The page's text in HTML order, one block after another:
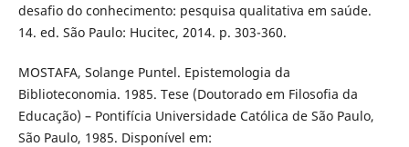
desafio do conhecimento: pesquisa qualitativa em saúde.
14. ed. São Paulo: Hucitec, 2014. p. 303-360.
MOSTAFA, Solange Puntel. Epistemologia da
Biblioteconomia. 1985. Tese (Doutorado em Filosofia da
Educação) – Pontifícia Universidade Católica de São Paulo,
São Paulo, 1985. Disponível em: